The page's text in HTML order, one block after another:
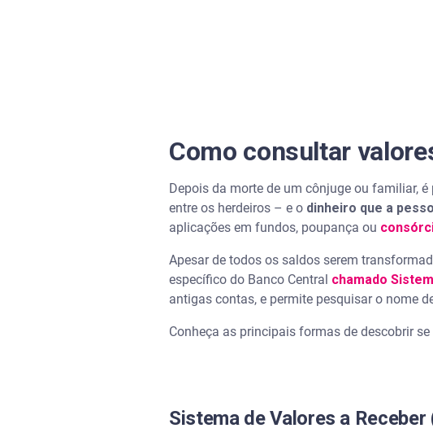
Como consultar
Depois da morte de um cônjuge ou familiar,
entre os herdeiros – e o dinheiro que a
aplicações em fundos, poupança ou
Apesar de todos os saldos serem
específico do Banco Central chamado
antigas contas, e permite pesquisar o nome
Conheça as principais formas de descobrir
Sistema de Valores a Receber